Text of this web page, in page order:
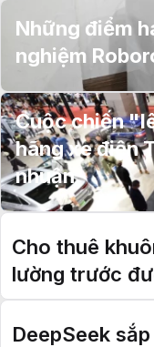
Những điểm
nghiệm
Cuộc chiến
hãng xe điện
nhuận
Cho thuê
lường trước
DeepSeek